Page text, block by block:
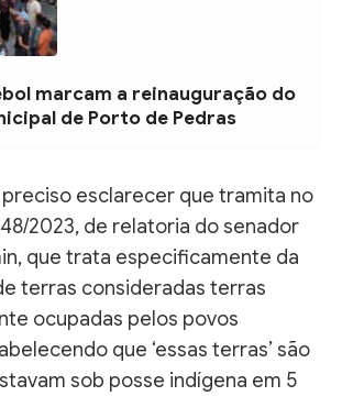
marcam a reinauguração do
de Porto de Pedras
preciso esclarecer que tramita no
48/2023, de relatoria do senador
que trata especificamente da
terras consideradas terras
ocupadas pelos povos
que ‘essas terras’ são
sob posse indígena em 5